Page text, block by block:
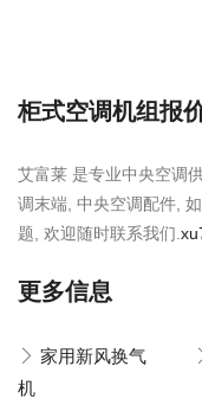
柜式空调机组报
艾富莱 是专业中央空调
调末端, 中央空调配件,
题, 欢迎随时联系我们.
更多信息
家用新风换气
机